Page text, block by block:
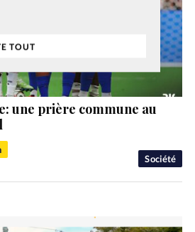
TOUT
Société
une prière commune au